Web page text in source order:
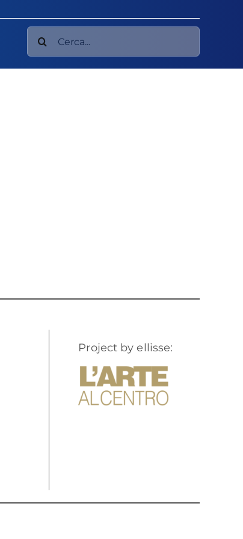
Cerca
per:
Project by ellisse: